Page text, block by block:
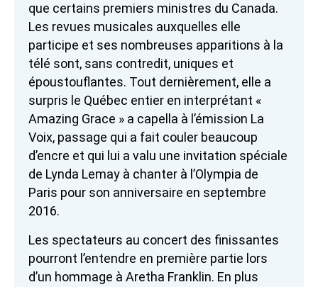
que certains premiers ministres du Canada.
Les revues musicales auxquelles elle
participe et ses nombreuses apparitions à la
télé sont, sans contredit, uniques et
époustouflantes. Tout dernièrement, elle a
surpris le Québec entier en interprétant «
Amazing Grace » a capella à l’émission La
Voix, passage qui a fait couler beaucoup
d’encre et qui lui a valu une invitation spéciale
de Lynda Lemay à chanter à l’Olympia de
Paris pour son anniversaire en septembre
2016.
Les spectateurs au concert des finissantes
pourront l’entendre en première partie lors
d’un hommage à Aretha Franklin. En plus